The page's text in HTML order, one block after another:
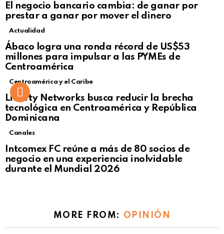
El negocio bancario cambia: de ganar por
prestar a ganar por mover el dinero
Not Safe For Work
Click to view this post
Actualidad
Ábaco logra una ronda récord de US$53
millones para impulsar a las PYMEs de
Centroamérica
Centroamérica y el Caribe
Liberty Networks busca reducir la brecha
tecnológica en Centroamérica y República
Dominicana
Canales
Intcomex FC reúne a más de 80 socios de
negocio en una experiencia inolvidable
durante el Mundial 2026
MORE FROM: OPINIÓN